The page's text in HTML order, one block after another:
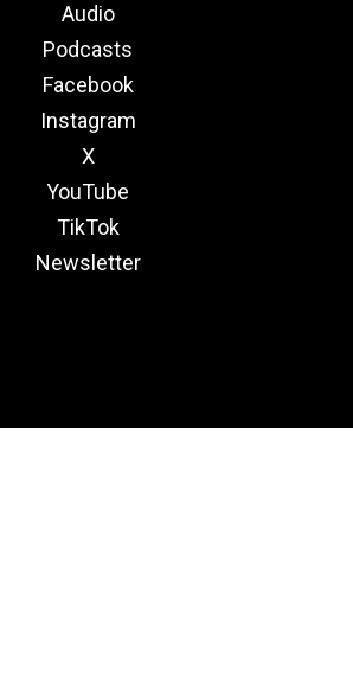
Audio
Podcasts
Facebook
Instagram
X
YouTube
TikTok
Newsletter